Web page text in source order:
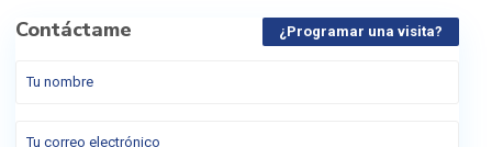
Contáctame ¿Programar una visita?